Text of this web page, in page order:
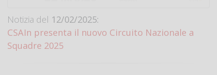
Notizia del 12/02/2025:
CSAIn presenta il nuovo Circuito Nazionale a
Squadre 2025